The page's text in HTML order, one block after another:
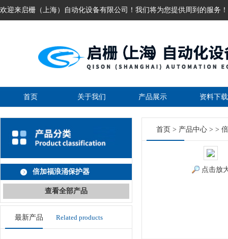
欢迎来启栅（上海）自动化设备有限公司！我们将为您提供周到的服务！
首页 关于我们 产品展示 资料下载
倍加福浪涌保护器
查看全部产品
最新产品 Related products
首页 > 产品中心 > >
点击放